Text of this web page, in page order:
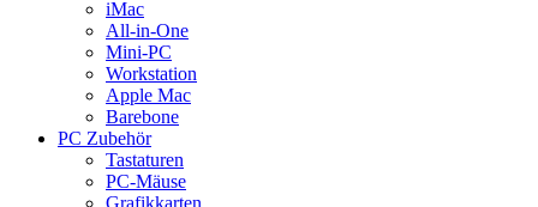
iMac
All-in-One
Mini-PC
Workstation
Apple Mac
Barebone
PC Zubehör
Tastaturen
PC-Mäuse
Grafikkarten